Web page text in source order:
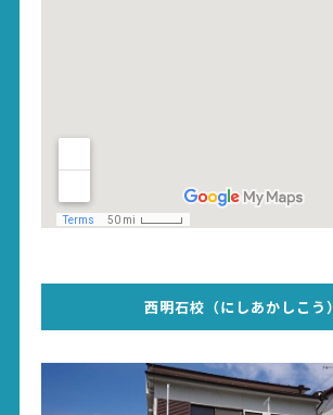
西明石校（にしあかしこう）